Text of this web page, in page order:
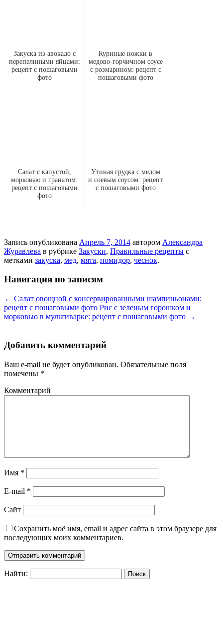
Закуска из авокадо с
перепелиными яйцами:
рецепт с пошаговыми
фото
Куриные ножки в
медово-горчичном соусе
с розмарином: рецепт с
пошаговыми фото
Салат с капустой,
морковью и гранатом:
рецепт с пошаговыми
фото
Утиная грудка с медом
и соевым соусом: рецепт
с пошаговыми фото
Запись опубликована Апрель 7, 2014 автором Александра
Журавлева в рубрике Закуски, Правильные рецепты с
метками закуска, мед, мята, помидор, чеснок.
Навигация по записям
← Салат овощной с консервированными шампиньонами:
рецепт с пошаговыми фото Рис с зеленым горошком и
морковью в мультиварке: рецепт с пошаговыми фото →
Добавить комментарий
Ваш e-mail не будет опубликован. Обязательные поля
помечены *
Комментарий
Имя *
E-mail *
Сайт
Сохранить моё имя, email и адрес сайта в этом браузере для
последующих моих комментариев.
Найти: